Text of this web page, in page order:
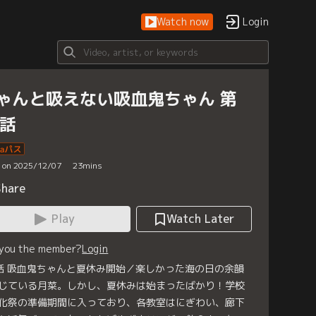
Watch now Login
んと吸えない吸血鬼ちゃん 第
on 2025/12/07 23mins
Play
Watch Later
the member?Login
吸血鬼ちゃんと夏休み開始／楽しかった海の日の余韻
ている月菜。しかし、夏休みは始まったばかり！学校
祭の準備期間に入っており、各教室はにぎわい、廊下